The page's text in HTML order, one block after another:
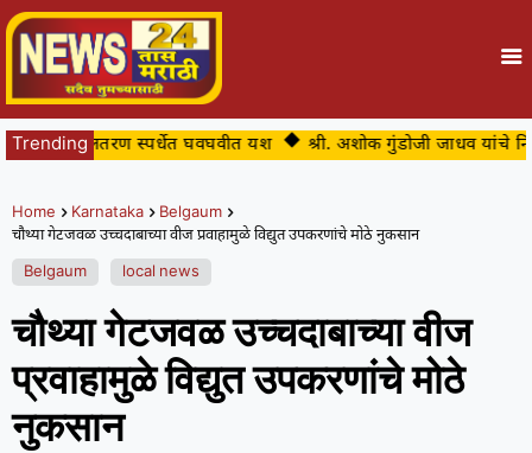
Trending
यांचे जलतरण स्पर्धेत घवघवीत यश श्री. अशोक गुंडोजी जाधव यांचे निधन
Home Karnataka
Belgaum
चौथ्या गेटजवळ उच्चदाबाच्या वीज प्रवाहामुळे विद्युत उपकरणांचे मोठे नुकसान
Belgaum
local news
चौथ्या गेटजवळ उच्चदाबाच्या वीज
प्रवाहामुळे विद्युत उपकरणांचे मोठे
नुकसान